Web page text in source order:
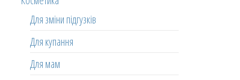
Для зміни підгузків
Для купання
Для мам